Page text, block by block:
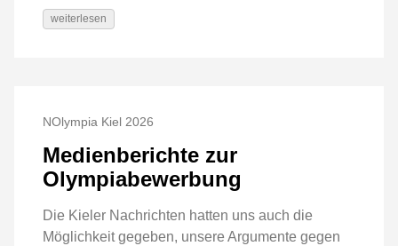
weiterlesen
NOlympia Kiel 2026
Medienberichte zur
Olympiabewerbung
Die Kieler Nachrichten hatten uns auch die
Möglichkeit gegeben, unsere Argumente gegen